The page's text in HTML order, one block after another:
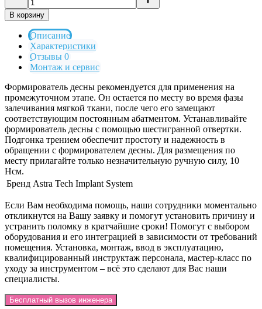
В корзину
Описание
Характеристики
Отзывы 0
Монтаж и сервис
Формирователь десны рекомендуется для применения на
промежуточном этапе. Он остается по месту во время фазы
залечивания мягкой ткани, после чего его замещают
соответствующим постоянным абатментом. Устанавливайте
формирователь десны с помощью шестигранной отвертки.
Подгонка трением обеспечит простоту и надежность в
обращении с формирователем десны. Для размещения по
месту прилагайте только незначительную ручную силу, 10
Нсм.
Бренд Astra Tech Implant System
Если Вам необходима помощь, наши сотрудники моментально
откликнутся на Вашу заявку и помогут установить причину и
устранить поломку в кратчайшие сроки! Помогут с выбором
оборудования и его интеграцией в зависимости от требований
помещения. Установка, монтаж, ввод в эксплуатацию,
квалифицированный инструктаж персонала, мастер-класс по
уходу за инструментом – всё это сделают для Вас наши
специалисты.
Бесплатный вызов инженера